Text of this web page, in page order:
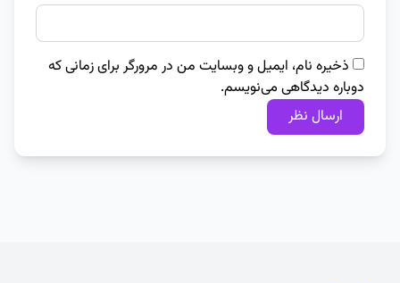
ذخیره نام، ایمیل و وبسایت من در مرورگر برای زمانی که
دوباره دیدگاهی می‌نویسم.